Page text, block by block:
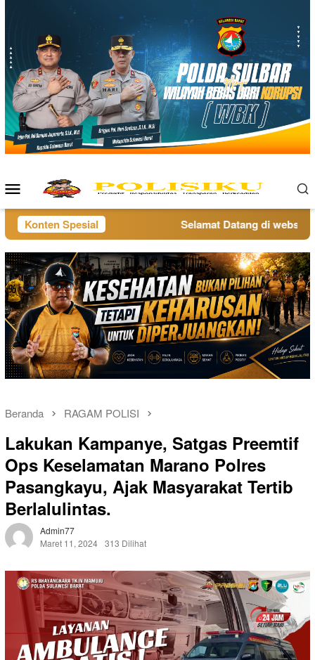
Menu
Mobile
Konten Spesial Selamat Datang di website
Beranda RAGAM POLISI
Lakukan Kampanye, Satgas Preemtif
Ops Keselamatan Marano Polres
Pasangkayu, Ajak Masyarakat Tertib
Berlalulintas.
Admin77
Maret 11, 2024 313 Dilihat